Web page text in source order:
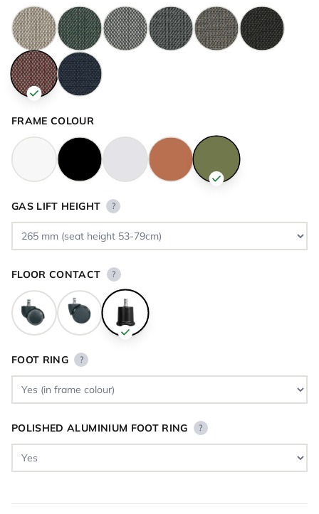
FRAME COLOUR
GAS LIFT HEIGHT ?
FLOOR CONTACT ?
FOOT RING ?
POLISHED ALUMINIUM FOOT RING ?